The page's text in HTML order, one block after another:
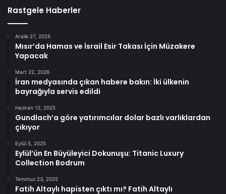
Rastgele Haberler
Aralık 27, 2025
Mısır’da Hamas ve İsrail Esir Takası İçin Müzakere
Yapacak
Mart 22, 2026
İran medyasında çıkan habere bakın: İki ülkenin
bayrağıyla servis edildi
Haziran 12, 2025
Gundlach’a göre yatırımcılar dolar bazlı varlıklardan
çıkıyor
Eylül 5, 2025
Eylül’ün En Büyüleyici Dokunuşu: Titanic Luxury
Collection Bodrum
Temmuz 23, 2025
Fatih Altaylı hapisten çıktı mı? Fatih Altaylı